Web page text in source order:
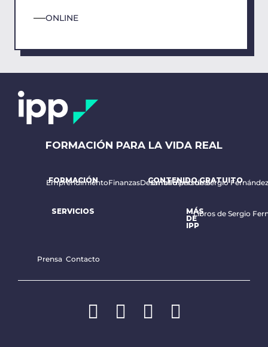
ONLINE
FORMACIÓN PARA LA VIDA REAL
FORMACIÓN
EmprendimientoFinanzasDesarrollo personal
CONTENIDO GRATUITO
Email diario de Sergio Fernández
SERVICIOS
MÁS
DE
IPP
Libros de Sergio
Prensa Contacto